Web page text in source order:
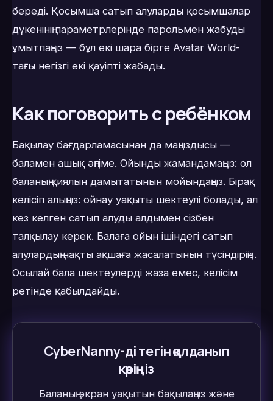
береді. Қосымша сатып алуларды қосымшалар
дүкенінің параметрлерінде парольмен жабуды
ұмытпаңыз — бұл екі шара бірге Avatar World-
тағы негізгі екі қауіпті жабады.
Как поговорить с ребёнком
Бақылау бағдарламасынан да маңыздысы —
баламен ашық әңгіме. Ойынды жамандамаңыз: ол
баланың қиялын дамытатынын мойындаңыз. Бірақ
келісіп алыңыз: ойнау уақыты шектеулі болады, ал
кез келген сатып алуды алдымен сізбен
талқылау керек. Балаға ойын ішіндегі сатып
алулардың нақты ақшаға жасалатынын түсіндіріңіз.
Осылай бала шектеулерді жаза емес, келісім
ретінде қабылдайды.
CyberNanny-ді тегін қолданып
көріңіз
Баланың экран уақытын бақылаңыз және